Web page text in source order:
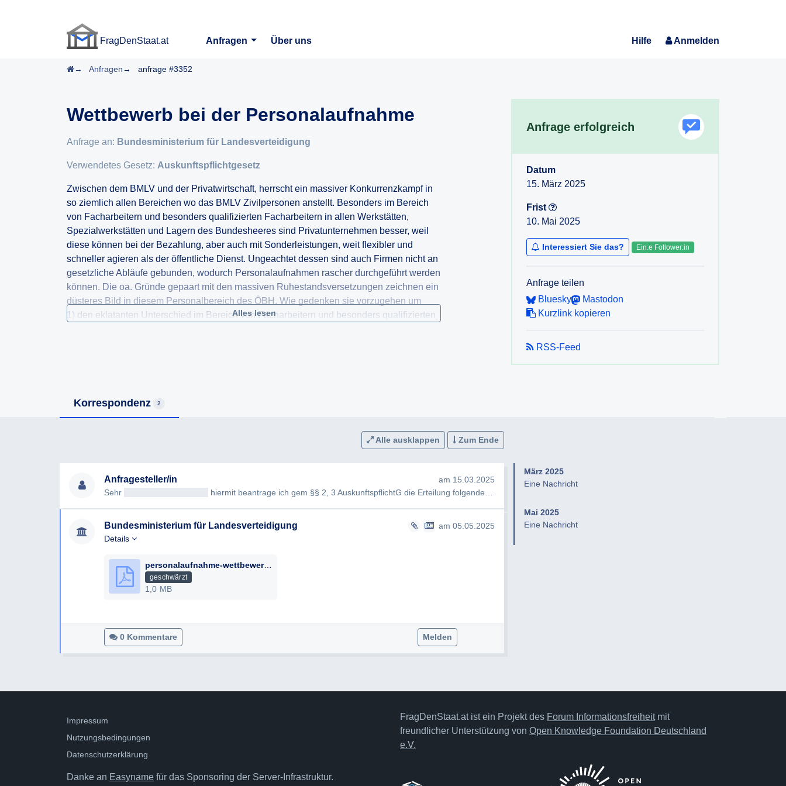
FragDenStaat.at
Anfragen
Über uns Hilfe Anmelden
Startseite
Anfragen anfrage #3352
Wettbewerb bei der Personalaufnahme
Anfrage an: Bundesministerium für Landesverteidigung
Verwendetes Gesetz: Auskunftspflichtgesetz
Zwischen dem BMLV und der Privatwirtschaft, herrscht ein massiver Konkurrenzkampf in
so ziemlich allen Bereichen wo das BMLV Zivilpersonen anstellt. Besonders im Bereich
von Facharbeitern und besonders qualifizierten Facharbeitern in allen Werkstätten,
Spezialwerkstätten und Lagern des Bundesheeres sind Privatunternehmen besser, weil
diese können bei der Bezahlung, aber auch mit Sonderleistungen, weit flexibler und
schneller agieren als der öffentliche Dienst. Ungeachtet dessen sind auch Firmen nicht an
gesetzliche Abläufe gebunden, wodurch Personalaufnahmen rascher durchgeführt werden
können. Die oa. Gründe gepaart mit den massiven Ruhestandsversetzungen zeichnen ein
düsteres Bild in diesem Personalbereich des ÖBH. Wie gedenken sie vorzugehen um
1) den eklatanten Unterschied im Bereich von Facharbeitern und besonders qualifizierten
Alles lesen
Anfrage erfolgreich
Datum
15. März 2025
Frist
10. Mai 2025
Interessiert Sie das? Ein:e Follower:in
Anfrage teilen
Bluesky
Mastodon
Kurzlink kopieren
RSS-Feed
Korrespondenz 2
Alle ausklappen Zum Ende
Anfragesteller/in
am 15.03.2025
Sehr
hiermit beantrage ich gem §§ 2, 3 AuskunftspflichtG die Erteilung folgender Auskunft…
Bundesministerium für Landesverteidigung
am 05.05.2025
Details
personalaufnahme-wettbewerb_geschwaerzt.pdf
geschwärzt
1,0 MB
0 Kommentare Melden
März 2025
Eine Nachricht
Mai 2025
Eine Nachricht
Impressum
Nutzungsbedingungen
Datenschutzerklärung
Danke an Easyname für das Sponsoring der Server-Infrastruktur.
FragDenStaat.at ist ein Projekt des Forum Informationsfreiheitmit
freundlicher Unterstützung von Open Knowledge Foundation Deutschland
e.V.